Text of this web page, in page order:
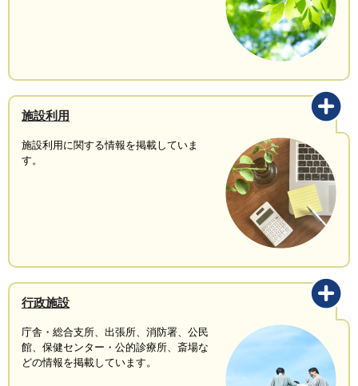
施設利用
施設利用に関する情報を掲載していま
す。
行政施設
庁舎・総合支所、出張所、消防署、公民
館、保健センター・公的診療所、斎場な
どの情報を掲載しています。